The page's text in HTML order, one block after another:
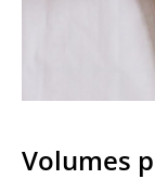
Volumes